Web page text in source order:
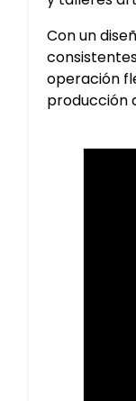
Con un
operación
producción